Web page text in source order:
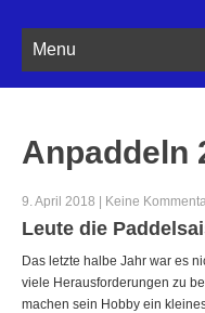
Menu
Anpaddeln
9. April 2018 | Keine
Leute die
Das letzte halbe Jahr war es
viele Herausforderungen zu
machen sein Hobby ein